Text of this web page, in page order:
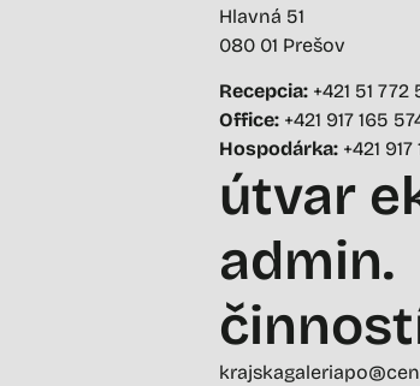
Hlavná 51
080 01 Prešov
Recepcia: +421 51 772
Office: +421 917 165
Hospodárka: +421
útvar
admin.